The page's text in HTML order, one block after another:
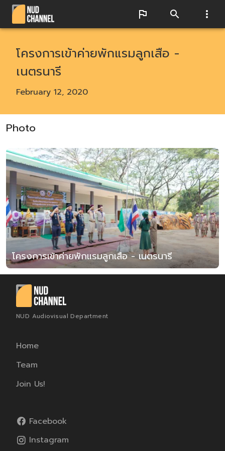
โครงการเข้าค่ายพักแรมลูกเสือ -
เนตรนารี
February 12, 2020
Photo
โครงการเข้าค่ายพักแรมลูกเสือ - เนตรนารี
NUD Audiovisual Department
Home
Team
Join Us!
Facebook
Instagram